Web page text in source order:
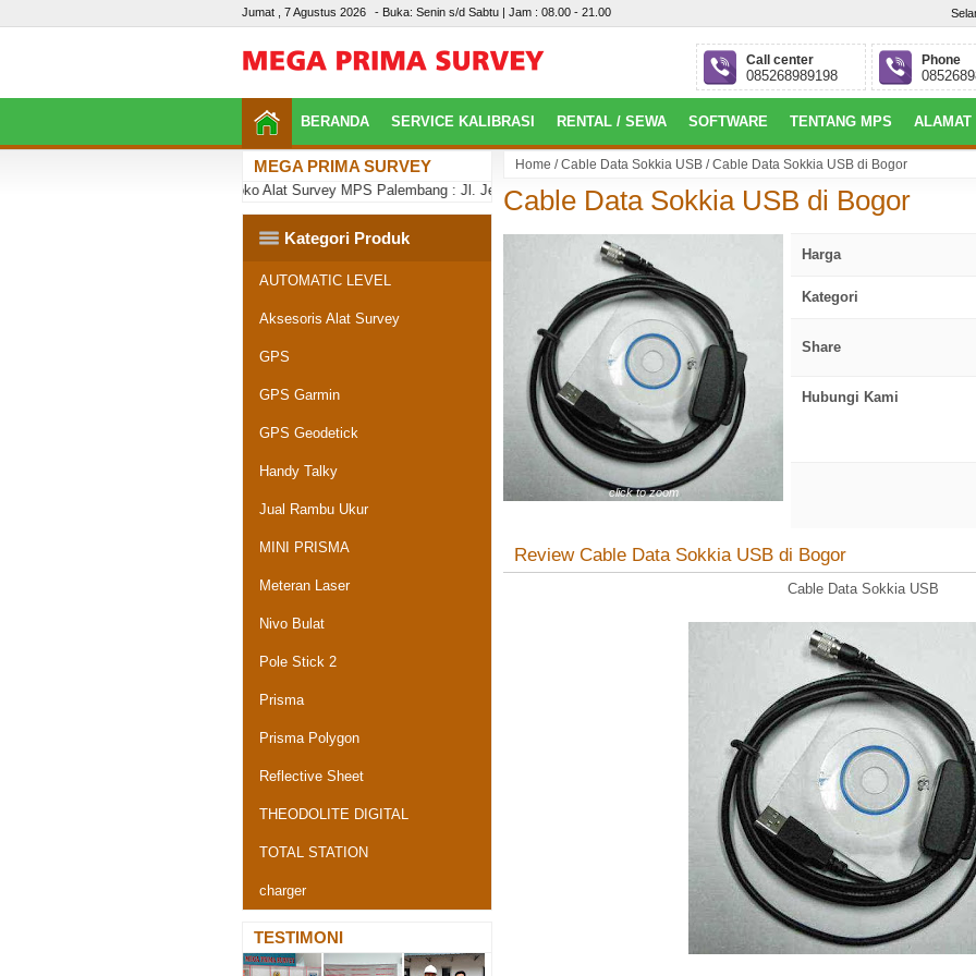
Jumat , 7 Agustus 2026 - Buka: Senin s/d Sabtu | Jam : 08.00 - 21.00
Call center
085268989198
Phone
BERANDA SERVICE KALIBRASI RENTAL / SEWA SOFTWARE TENTANG MPS ALAMAT
Home /Cable Data Sokkia USB /Cable Data Sokkia USB di Bogor
Cable Data Sokkia USB di Bogor
click to zoom
Harga
Kategori
Share
Hubungi Kami
Review Cable Data Sokkia USB di Bogor
Cable Data Sokkia USB
MEGA PRIMA SURVEY
Toko Alat Survey MPS Palembang : Jl. Jepang, Perumahan Villa Gardena 4 Blok.P No.09, Alang-Alang Lebar,
Kategori Produk
AUTOMATIC LEVEL
Aksesoris Alat Survey
GPS
GPS Garmin
GPS Geodetick
Handy Talky
Jual Rambu Ukur
MINI PRISMA
Meteran Laser
Nivo Bulat
Pole Stick 2
Prisma
Prisma Polygon
Reflective Sheet
THEODOLITE DIGITAL
TOTAL STATION
charger
TESTIMONI